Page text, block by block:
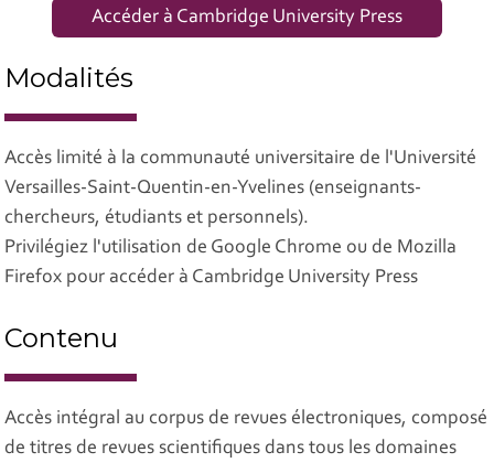
Accéder à Cambridge University Press
Modalités
Accès limité à la communauté universitaire de l'Université
Versailles-Saint-Quentin-en-Yvelines (enseignants-
chercheurs, étudiants et personnels).
Privilégiez l'utilisation de Google Chrome ou de Mozilla
Firefox pour accéder à Cambridge University Press
Contenu
Accès intégral au corpus de revues électroniques, composé
de titres de revues scientifiques dans tous les domaines